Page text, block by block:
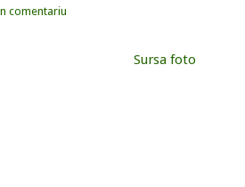
comentariu
Sursa foto